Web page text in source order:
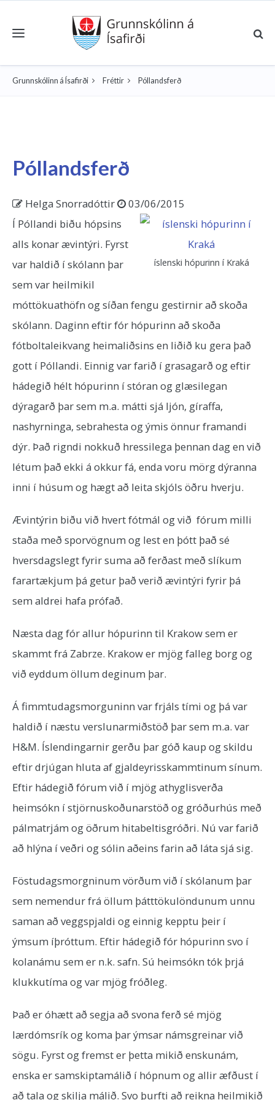
Toggle navigation
Grunnskólinn á Ísafirði Fréttir Póllandsferð
Póllandsferð
Helga Snorradóttir 03/06/2015
íslenski hópurinn í Kraká
Í Póllandi biðu hópsins
alls konar ævintýri. Fyrst
var haldið í skólann þar
sem var heilmikil
móttökuathöfn og síðan fengu gestirnir að skoða
skólann. Daginn eftir fór hópurinn að skoða
fótboltaleikvang heimaliðsins en liðið ku gera það
gott í Póllandi. Einnig var farið í grasagarð og eftir
hádegið hélt hópurinn í stóran og glæsilegan
dýragarð þar sem m.a. mátti sjá ljón, gíraffa,
nashyrninga, sebrahesta og ýmis önnur framandi
dýr. Það rigndi nokkuð hressilega þennan dag en við
létum það ekki á okkur fá, enda voru mörg dýranna
inni í húsum og hægt að leita skjóls öðru hverju.
Ævintýrin biðu við hvert fótmál og við fórum milli
staða með sporvögnum og lest en þótt það sé
hversdagslegt fyrir suma að ferðast með slíkum
farartækjum þá getur það verið ævintýri fyrir þá
sem aldrei hafa prófað.
Næsta dag fór allur hópurinn til Krakow sem er
skammt frá Zabrze. Krakow er mjög falleg borg og
við eyddum öllum deginum þar.
Á fimmtudagsmorguninn var frjáls tími og þá var
haldið í næstu verslunarmiðstöð þar sem m.a. var
H&M. Íslendingarnir gerðu þar góð kaup og skildu
eftir drjúgan hluta af gjaldeyrisskammtinum sínum.
Eftir hádegið fórum við í mjög athyglisverða
heimsókn í stjörnuskoðunarstöð og gróðurhús með
pálmatrjám og öðrum hitabeltisgróðri. Nú var farið
að hlýna í veðri og sólin aðeins farin að láta sjá sig.
Föstudagsmorgninum vörðum við í skólanum þar
sem nemendur frá öllum þátttökulöndunum unnu
saman að veggspjaldi og einnig kepptu þeir í
ýmsum íþróttum. Eftir hádegið fór hópurinn svo í
kolanámu sem er n.k. safn. Sú heimsókn tók þrjá
klukkutíma og var mjög fróðleg.
Það er óhætt að segja að svona ferð sé mjög
lærdómsrík og koma þar ýmsar námsgreinar við
sögu. Fyrst og fremst er þetta mikið enskunám,
enska er samskiptamálið í hópnum og allir æfðust í
að tala og skilja málið. Svo þurfti að reikna heilmikið